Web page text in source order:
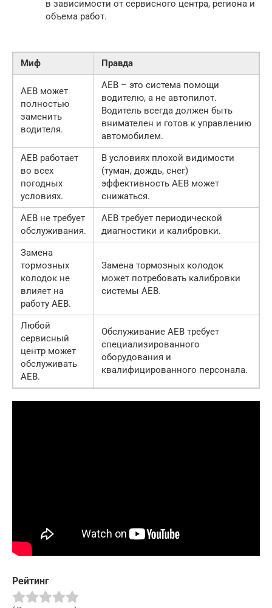
в зависимости от сервисного центра, региона и
объема работ.
Миф Правда
AEB может
полностью
заменить
водителя.
AEB – это система помощи
водителю, а не автопилот.
Водитель всегда должен быть
внимателен и готов к управлению
автомобилем.
AEB работает
во всех
погодных
условиях.
В условиях плохой видимости
(туман, дождь, снег)
эффективность AEB может
снижаться.
AEB не требует
обслуживания.
AEB требует периодической
диагностики и калибровки.
Замена
тормозных
колодок не
влияет на
работу AEB.
Замена тормозных колодок
может потребовать калибровки
системы AEB.
Любой
сервисный
центр может
обслуживать
AEB.
Обслуживание AEB требует
специализированного
оборудования и
квалифицированного персонала.
Рейтинг